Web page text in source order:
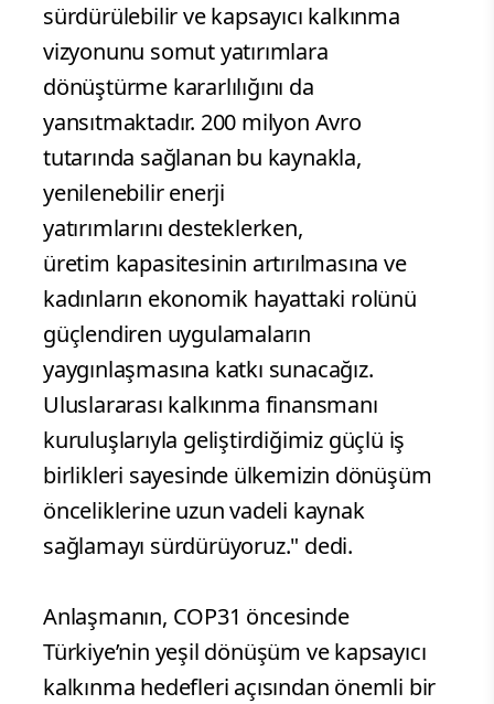
sürdürülebilir ve kapsayıcı kalkınma
vizyonunu somut yatırımlara
dönüştürme kararlılığını da
yansıtmaktadır. 200 milyon Avro
tutarında sağlanan bu kaynakla,
yenilenebilir enerji
yatırımlarını desteklerken,
üretim kapasitesinin artırılmasına ve
kadınların ekonomik hayattaki rolünü
güçlendiren uygulamaların
yaygınlaşmasına katkı sunacağız.
Uluslararası kalkınma finansmanı
kuruluşlarıyla geliştirdiğimiz güçlü iş
birlikleri sayesinde ülkemizin dönüşüm
önceliklerine uzun vadeli kaynak
sağlamayı sürdürüyoruz." dedi.
Anlaşmanın, COP31 öncesinde
Türkiye’nin yeşil dönüşüm ve kapsayıcı
kalkınma hedefleri açısından önemli bir